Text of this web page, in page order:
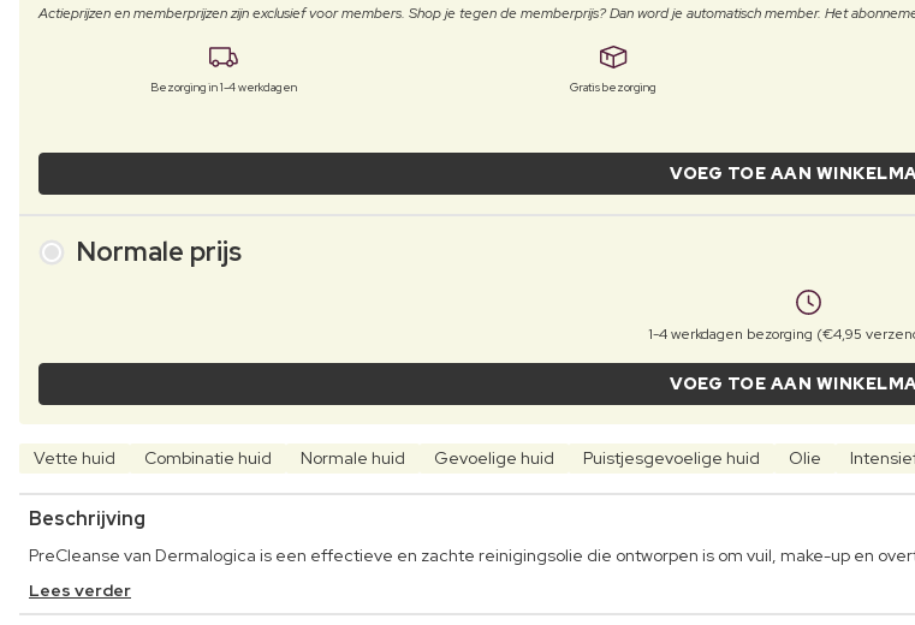
Actieprijzen en memberprijzen zijn exclusief voor members. Shop je tegen de memberprijs? Dan word je automatisch member. Het
Bezorging in 1-4 werkdagen Gratis bezorging
VOEG TOE AAN
Normale prijs
1-4 werkdagen bezorging (€4,95
VOEG TOE AAN
Vette huid Combinatie huid Normale huid Gevoelige huid Puistjesgevoelige huid Olie
Beschrijving
PreCleanse van Dermalogica is een effectieve en zachte reinigingsolie die ontworpen is om vuil, make-up en
Lees verder